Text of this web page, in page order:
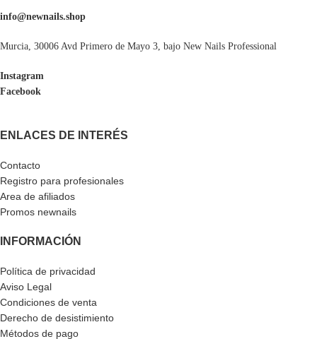
info@newnails.shop
Murcia, 30006 Avd Primero de Mayo 3, bajo New Nails Professional
Instagram
Facebook
ENLACES DE INTERÉS
Contacto
Registro para profesionales
Area de afiliados
Promos newnails
INFORMACIÓN
Política de privacidad
Aviso Legal
Condiciones de venta
Derecho de desistimiento
Métodos de pago